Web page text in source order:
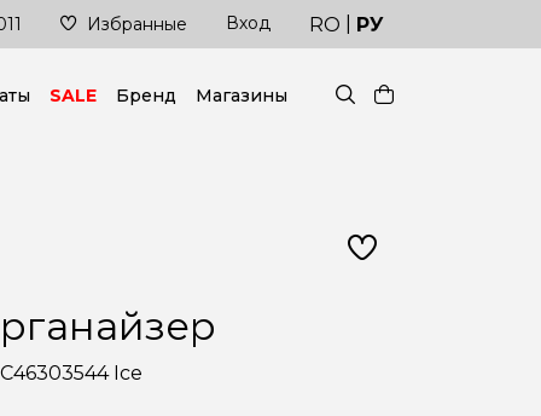
под рукой! Доставка в кратчайшие
Избранные Вход RO РУ
SALE Бренд Магазины
Ice